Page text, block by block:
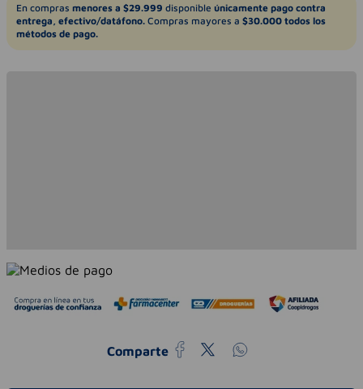
En compras menores a $29.999 disponible únicamente pago contra
entrega, efectivo/datáfono. Compras mayores a $30.000 todos los
métodos de pago.
Comparte